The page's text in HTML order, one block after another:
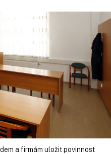
a firmám uložit povinnost